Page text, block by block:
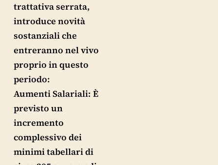
trattativa serrata,
introduce novità
sostanziali che
entreranno nel vivo
proprio in questo
periodo:
Aumenti Salariali: È
previsto un
incremento
complessivo dei
minimi tabellari di